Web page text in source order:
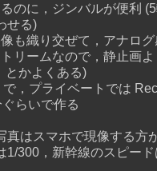
のに，ジンバルが便利
せる)
も織り交ぜて，アナロ
リームなので，静止画
とかよくある)
，プライベートでは
らいで作る
真はスマホで現像する方
1/300，新幹線のスピー